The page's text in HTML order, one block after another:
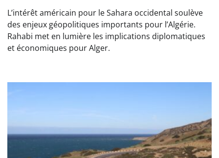
L’intérêt américain pour le Sahara occidental soulève
des enjeux géopolitiques importants pour l’Algérie.
Rahabi met en lumière les implications diplomatiques
et économiques pour Alger.